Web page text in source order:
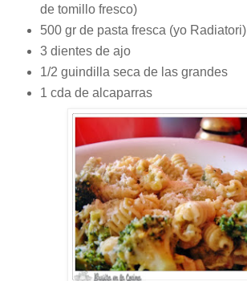
de tomillo fresco)
500 gr de pasta fresca (yo Radiatori)
3 dientes de ajo
1/2 guindilla seca de las grandes
1 cda de alcaparras